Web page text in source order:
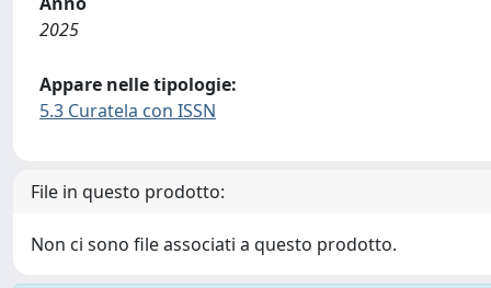
2025
Appare nelle tipologie:
5.3 Curatela con ISSN
File in questo prodotto:
Non ci sono file associati a questo prodotto.